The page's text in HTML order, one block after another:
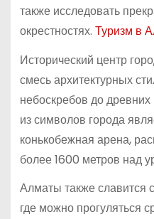
также исследовать
окрестностях. Туризм в
Исторический центр
смесь архитектурных
небоскребов до
из символов города
конькобежная арена,
более 1600 метров над
Алматы также славится
где можно прогуляться